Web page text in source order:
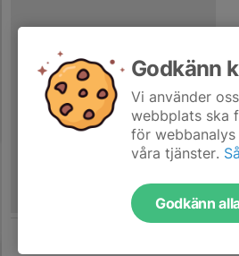
Godkänn
Vi använder
webbplats ska
för
våra tjänster.
Godkänn